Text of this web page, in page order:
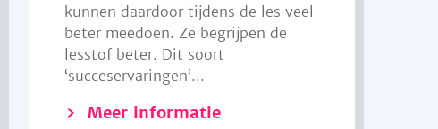
kunnen daardoor tijdens de les veel
beter meedoen. Ze begrijpen de
lesstof beter. Dit soort
‘succeservaringen’...
Meer informatie